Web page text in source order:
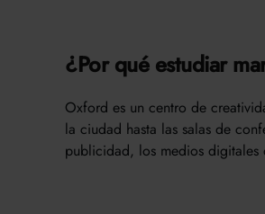
¿Por qué estudiar
Oxford es un centro de
la ciudad hasta las salas de
publicidad, los medios